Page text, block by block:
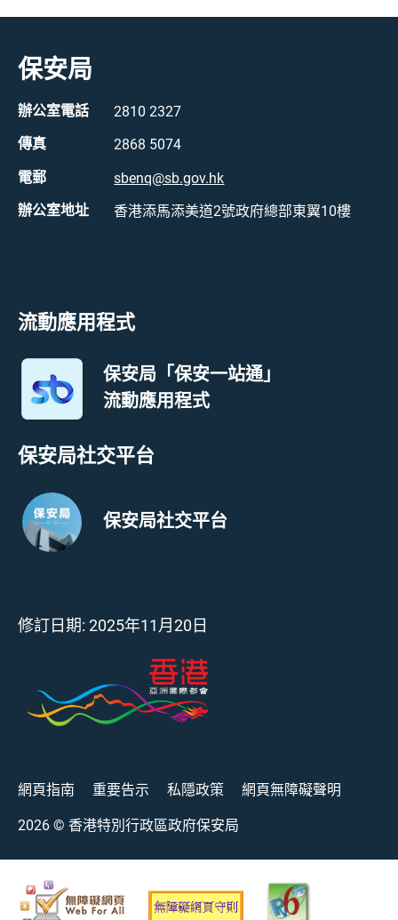
保安局
辦公室電話 2810 2327
傳真 2868 5074
電郵 sbenq@sb.gov.hk
辦公室地址 香港添馬添美道2號政府總部東翼10樓
流動應用程式
保安局「保安一站通」
流動應用程式
保安局社交平台
保安局社交平台
修訂日期: 2025年11月20日
網頁指南 重要告示 私隱政策 網頁無障礙聲明
2026 © 香港特別行政區政府保安局